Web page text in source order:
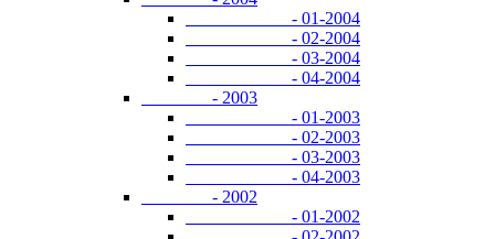
- 01-2004
- 02-2004
- 03-2004
- 04-2004
- 2003
- 01-2003
- 02-2003
- 03-2003
- 04-2003
- 2002
- 01-2002